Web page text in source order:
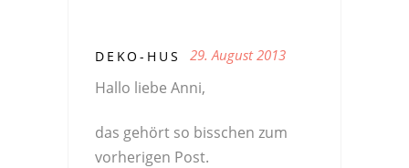
DEKO-HUS 29. August 2013
Hallo liebe Anni,
das gehört so bisschen zum
vorherigen Post.